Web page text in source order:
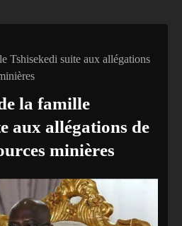
Tshisekedi suite aux allégations
la famille
aux allégations de
minières